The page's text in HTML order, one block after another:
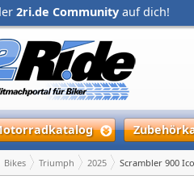
2ri.de Community auf dich!
Bikes Triumph 2025 Scrambler 900